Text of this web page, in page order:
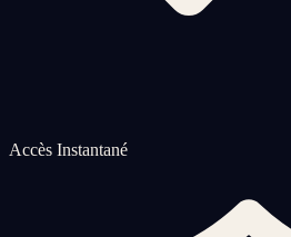
Accès Instantané